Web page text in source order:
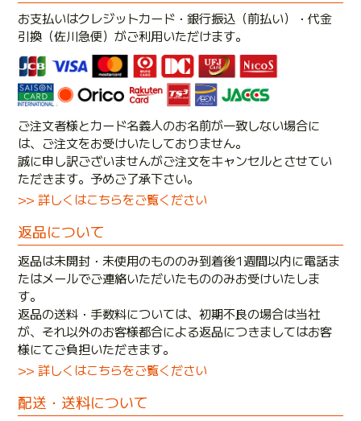
お支払いはクレジットカード・銀行振込（前払い）・代金
引換（佐川急便）がご利用いただけます。
ご注文者様とカード名義人のお名前が一致しない場合に
は、ご注文をお受けいたしておりません。
誠に申し訳ございませんがご注文をキャンセルとさせてい
ただきます。予めご了承下さい。
>> 詳しくはこちらをご覧ください
返品について
返品は未開封・未使用のもののみ到着後1週間以内に電話ま
たはメールでご連絡いただいたもののみお受けいたしま
す。
返品の送料・手数料については、初期不良の場合は当社
が、それ以外のお客様都合による返品につきましてはお客
様にてご負担いただきます。
>> 詳しくはこちらをご覧ください
配送・送料について